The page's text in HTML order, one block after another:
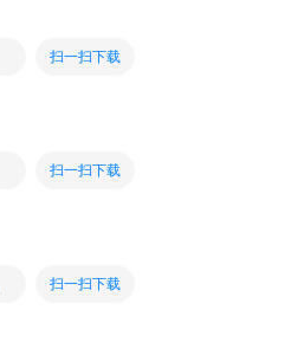
扫一扫下载
扫一扫下载
扫一扫下载